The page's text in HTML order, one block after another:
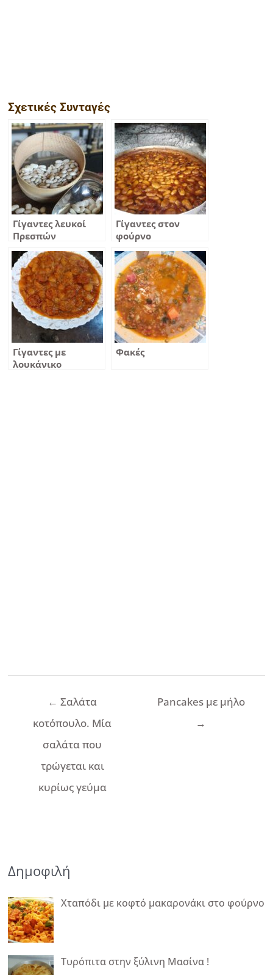
Σχετικές Συνταγές
Γίγαντες λευκοί
Πρεσπών
Γίγαντες στον
φούρνο
Γίγαντες με
λουκάνικο
Φακές
← Σαλάτα
κοτόπουλο. Μία
σαλάτα που
τρώγεται και
κυρίως γεύμα
Pancakes με μήλο
→
Δημοφιλή
Χταπόδι με κοφτό μακαρονάκι στο φούρνο
Τυρόπιτα στην ξύλινη Μασίνα !